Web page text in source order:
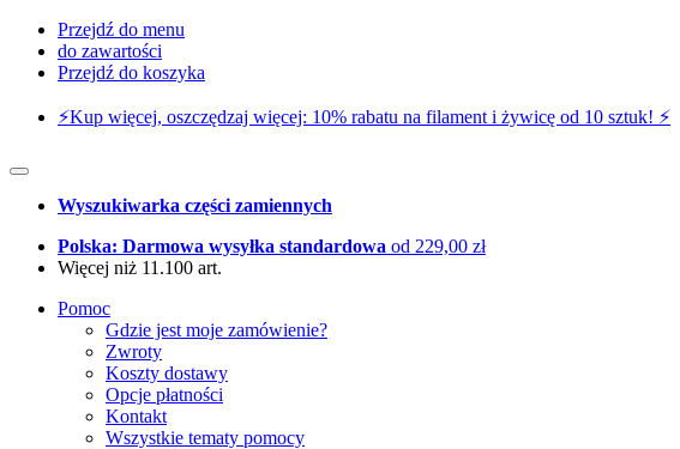
Przejdź do menu
do zawartości
Przejdź do koszyka
⚡️Kup więcej, oszczędzaj więcej: 10% rabatu na filament i żywicę od 10 sztuk! ⚡️
Wyszukiwarka części zamiennych
Polska: Darmowa wysyłka standardowa od 229,00 zł
Więcej niż 11.100 art.
Pomoc
Gdzie jest moje zamówienie?
Zwroty
Koszty dostawy
Opcje płatności
Kontakt
Wszystkie tematy pomocy